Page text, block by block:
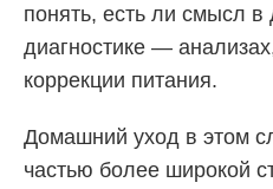
понять, есть ли смысл в
диагностике —
коррекции питания.
Домашний уход в этом
частью более широкой